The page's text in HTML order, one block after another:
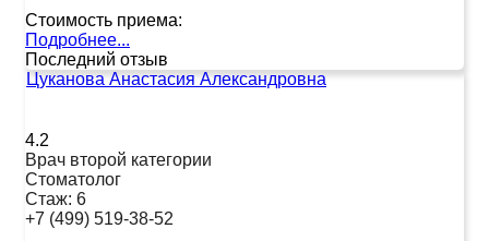
Стоимость приема:
Подробнее...
Последний отзыв
Цуканова Анастасия Александровна
4.2
Врач второй категории
Стоматолог
Стаж: 6
+7 (499) 519-38-52